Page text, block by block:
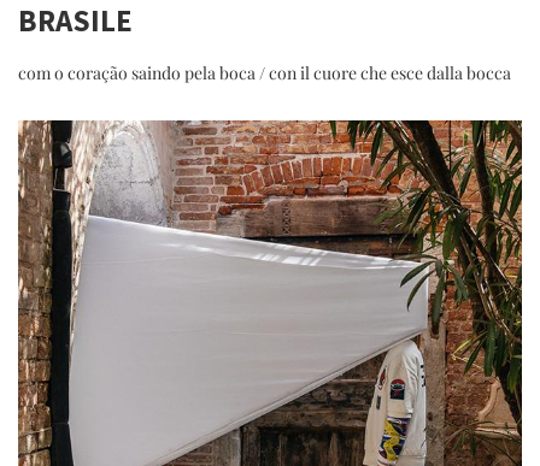
BRASILE
com o coração saindo pela boca / con il cuore che esce dalla bocca